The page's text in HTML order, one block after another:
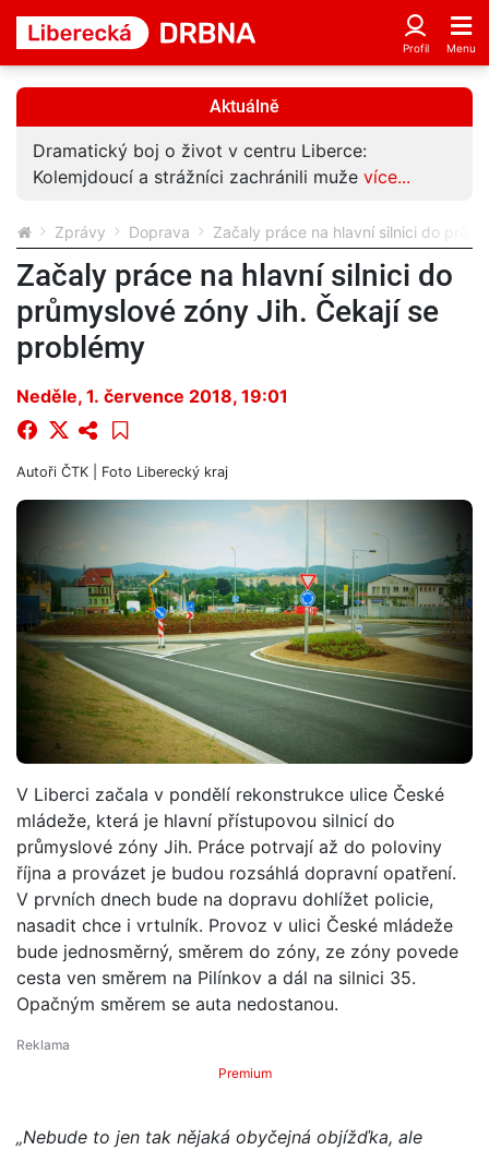
Aktuálně
Dramatický boj o život v centru Liberce:
Kolemjdoucí a strážníci zachránili muže více...
Zprávy Doprava Začaly práce na hlavní silnici do
Začaly práce na hlavní silnici do
průmyslové zóny Jih. Čekají se
problémy
Neděle, 1. července 2018, 19:01
Autoři ČTK | Foto Liberecký kraj
V Liberci začala v pondělí rekonstrukce ulice České
mládeže, která je hlavní přístupovou silnicí do
průmyslové zóny Jih. Práce potrvají až do poloviny
října a provázet je budou rozsáhlá dopravní opatření.
V prvních dnech bude na dopravu dohlížet policie,
nasadit chce i vrtulník. Provoz v ulici České mládeže
bude jednosměrný, směrem do zóny, ze zóny povede
cesta ven směrem na Pilínkov a dál na silnici 35.
Opačným směrem se auta nedostanou.
Premium
„Nebude to jen tak nějaká obyčejná objížďka, ale